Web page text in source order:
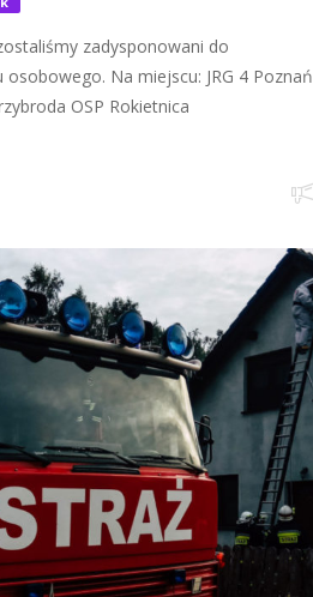
zadysponowani do
Na miejscu: JRG 4 Poznań
OSP Rokietnica